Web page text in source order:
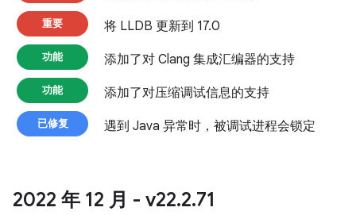
重要 将 LLDB 更新到 17.0
功能 添加了对 Clang 集成汇编器的支持
功能 添加了对压缩调试信息的支持
已修复 遇到 Java 异常时，被调试进程会锁定
2022 年 12 月 - v22.2.71